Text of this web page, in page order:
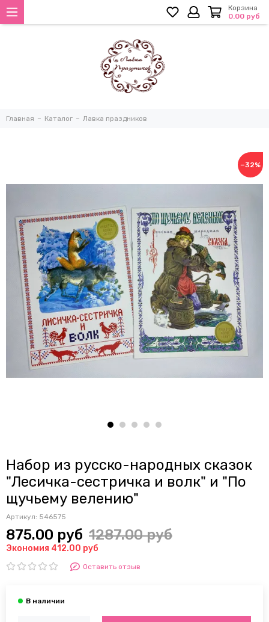
Корзина
0.00 руб
Главная Каталог Лавка праздников
−32%
Набор из русско-народных сказок
"Лесичка-сестричка и волк" и "По
щучьему велению"
Артикул: 546575
875.00 руб 1287.00 руб
Экономия 412.00 руб
Оставить отзыв